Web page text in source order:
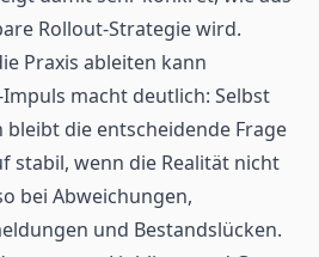
Rollout-Strategie wird.
Praxis ableiten kann
macht deutlich: Selbst
bleibt die entscheidende Frage
stabil, wenn die Realität nicht
bei Abweichungen,
und Bestandslücken.